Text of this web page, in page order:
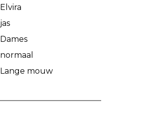
Elvira
jas
Dames
normaal
Lange mouw